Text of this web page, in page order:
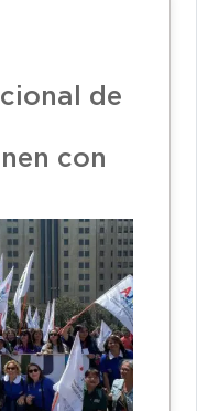
de
con